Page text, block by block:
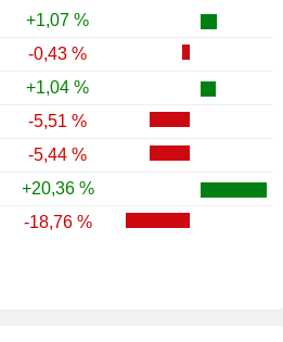
+1,07 %
-0,43 %
+1,04 %
-5,51 %
-5,44 %
+20,36 %
-18,76 %